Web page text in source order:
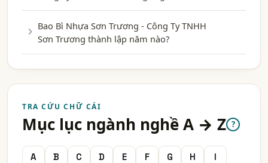
Bao Bì Nhựa Sơn Trương - Công Ty TNHH
Sơn Trương thành lập năm nào?
TRA CỨU CHỮ CÁI
Mục lục ngành nghề A → Z ?
A B C D E F G H
I